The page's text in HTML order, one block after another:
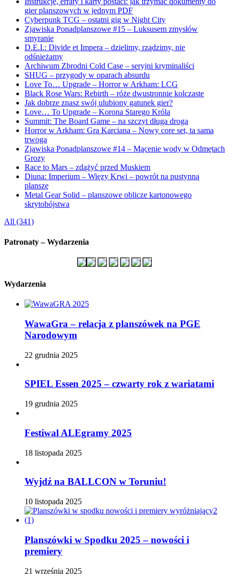
gier planszowych w jednym PDF
Cyberpunk TCG – ostatni gig w Night City
Zjawiska Ponadplanszowe #15 – Luksusem zmysłów
smyranie
D.E.I.: Divide et Impera – dzielimy, rządzimy, nie
odśnieżamy
Archiwum Zbrodni Cold Case – seryjni kryminaliści
SHUG – przygody w oparach absurdu
Love To… Upgrade – Horror w Arkham: LCG
Black Rose Wars: Rebirth – róże dwustronnie kolczaste
Jak dobrze znasz swój ulubiony gatunek gier?
Love… To Upgrade – Korona Starego Króla
Summit: The Board Game – na szczyt długa droga
Horror w Arkham: Gra Karciana – Nowy core set, ta sama
trwoga
Zjawiska Ponadplanszowe #14 – Mącenie wody w Odmętach
Grozy
Race to Mars – zdążyć przed Muskiem
Diuna: Imperium – Więzy Krwi – powrót na pustynną
planszę
Metal Gear Solid – planszowe oblicze kartonowego
skrytobójstwa
All (341)
Patronaty – Wydarzenia
Wydarzenia
WawaGra – relacja z planszówek na PGE
Narodowym
22 grudnia 2025
SPIEL Essen 2025 – czwarty rok z wariatami
19 grudnia 2025
Festiwal ALEgramy 2025
18 listopada 2025
Wyjdź na BALLCON w Toruniu!
10 listopada 2025
Planszówki w Spodku 2025 – nowości i
premiery
21 września 2025